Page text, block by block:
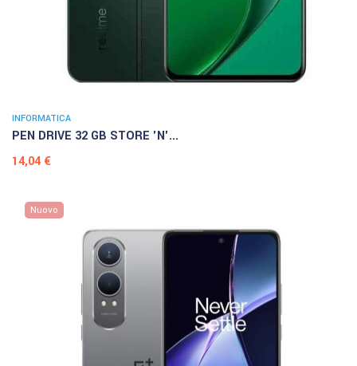
INFORMATICA
PEN DRIVE 32 GB STORE 'N'...
Prezzo
14,04 €
Nuovo